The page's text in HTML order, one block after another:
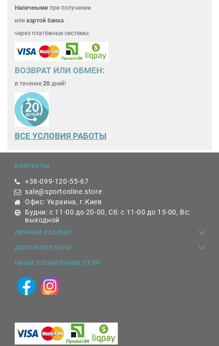
Наличными при получении
или картой банка
через платёжные системы:
ВОЗВРАТ ИЛИ ОБМЕН:
в течение 20 дней!
ВСЕ УСЛОВИЯ РАБОТЫ
КОНТАКТЫ
+38-099-120-55-67
sale@sportonline.store
Офис: Украина, г.Киев
Будни: с 11-00 до 20-00, Сб: с 11-00 до 15-00, Вс:
выходной
ЛИЧНЫЙ КАБИНЕТ
ДОПОЛНИТЕЛЬНО
НАШИ СОЦИАЛЬНЫЕ СЕТИ